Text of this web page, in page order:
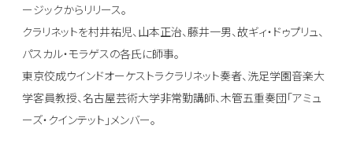
ージックからリリース。
クラリネットを村井祐児、山本正治、藤井一男、故ギィ・ドゥプリュ、
パスカル・モラゲスの各氏に師事。
東京佼成ウインドオーケストラクラリネット奏者、洗足学園音楽大
学客員教授、名古屋芸術大学非常勤講師、木管五重奏団「アミュ
ーズ・クインテット」メンバー。